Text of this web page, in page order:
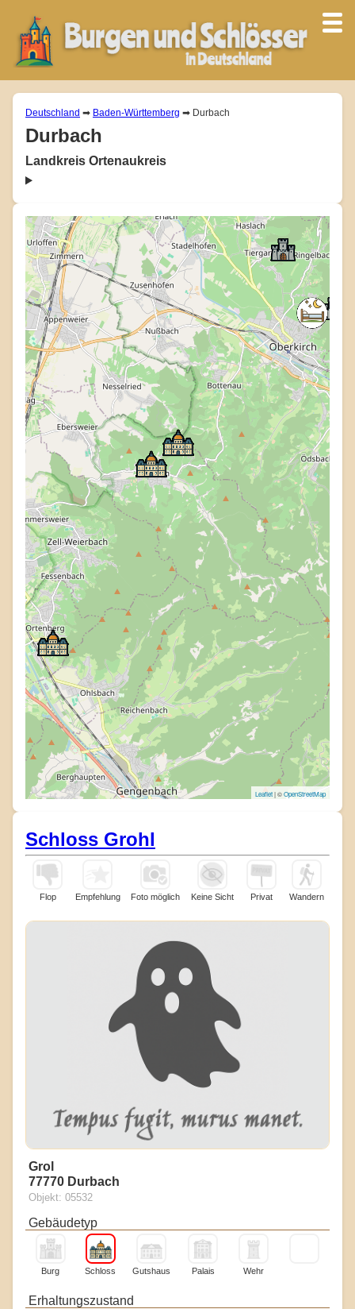
Deutschland ➡ Baden-Württemberg ➡ Durbach
Durbach
Landkreis Ortenaukreis
Leaflet| ©OpenStreetMap
Schloss Grohl
Flop Empfehlung Foto möglich Keine Sicht Privat Wandern
Grol
77770 Durbach
Objekt: 05532
Gebäudetyp
Burg Schloss Gutshaus Palais Wehr
Erhaltungszustand